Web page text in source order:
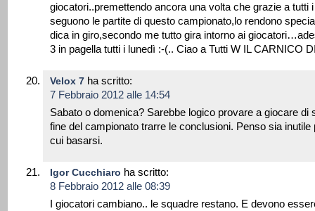
giocatori..premettendo ancora una volta che grazie a tutti
seguono le partite di questo campionato,lo rendono
dica in giro,secondo me tutto gira intorno ai
3 in pagella tutti i lunedì :-(.. Ciao a Tutti W IL CARNICO
Velox 7 ha scritto:
7 Febbraio 2012 alle 14:54
Sabato o domenica? Sarebbe logico provare a giocare di
fine del campionato trarre le conclusioni. Penso sia
cui basarsi.
Igor Cucchiaro ha scritto:
8 Febbraio 2012 alle 08:39
I giocatori cambiano.. le squadre restano. E devono